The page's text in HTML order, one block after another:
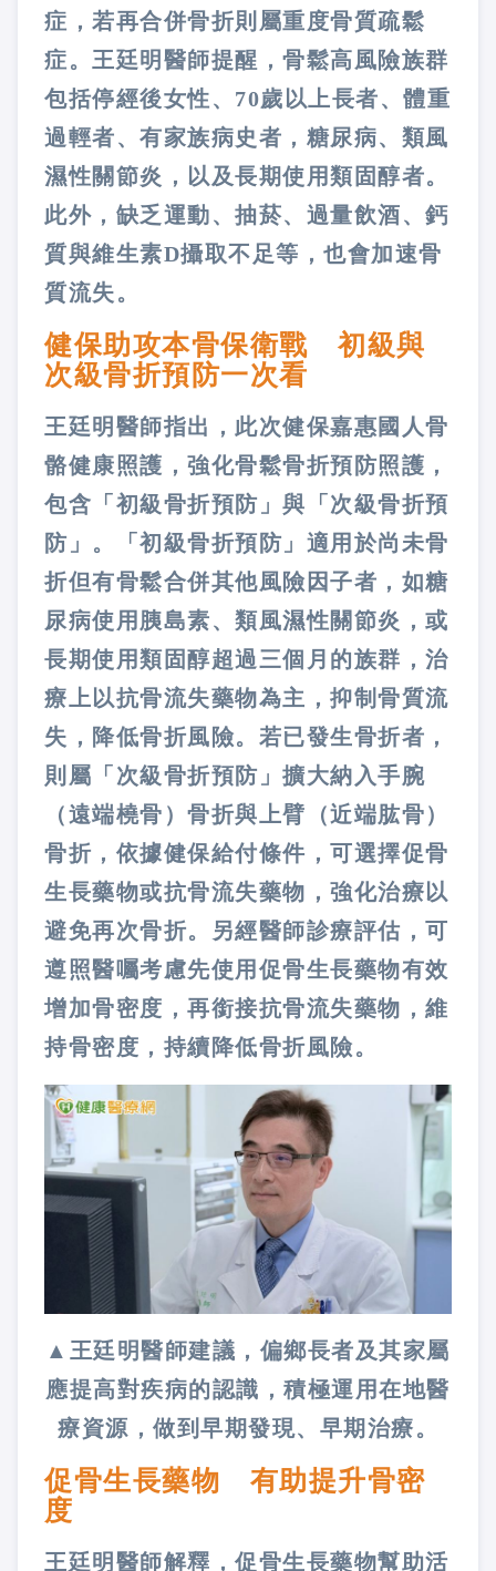
症，若再合併骨折則屬重度骨質疏鬆
症。王廷明醫師提醒，骨鬆高風險族群
包括停經後女性、70歲以上長者、體重
過輕者、有家族病史者，糖尿病、類風
濕性關節炎，以及長期使用類固醇者。
此外，缺乏運動、抽菸、過量飲酒、鈣
質與維生素D攝取不足等，也會加速骨
質流失。
健保助攻本骨保衛戰 初級與
次級骨折預防一次看
王廷明醫師指出，此次健保嘉惠國人骨
骼健康照護，強化骨鬆骨折預防照護，
包含「初級骨折預防」與「次級骨折預
防」。「初級骨折預防」適用於尚未骨
折但有骨鬆合併其他風險因子者，如糖
尿病使用胰島素、類風濕性關節炎，或
長期使用類固醇超過三個月的族群，治
療上以抗骨流失藥物為主，抑制骨質流
失，降低骨折風險。若已發生骨折者，
則屬「次級骨折預防」擴大納入手腕
（遠端橈骨）骨折與上臂（近端肱骨）
骨折，依據健保給付條件，可選擇促骨
生長藥物或抗骨流失藥物，強化治療以
避免再次骨折。另經醫師診療評估，可
遵照醫囑考慮先使用促骨生長藥物有效
增加骨密度，再銜接抗骨流失藥物，維
持骨密度，持續降低骨折風險。
▲王廷明醫師建議，偏鄉長者及其家屬
應提高對疾病的認識，積極運用在地醫
療資源，做到早期發現、早期治療。
促骨生長藥物 有助提升骨密
度
王廷明醫師解釋，促骨生長藥物幫助活